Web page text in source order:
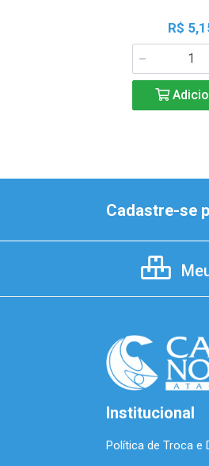
R$
Cadastre-se
Institucional
Política de Troca e